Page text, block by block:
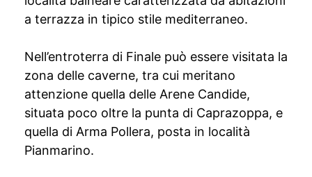
a terrazza in tipico stile mediterraneo.
Nell’entroterra di Finale può essere visitata la
zona delle caverne, tra cui meritano
attenzione quella delle Arene Candide,
situata poco oltre la punta di Caprazoppa, e
quella di Arma Pollera, posta in località
Pianmarino.